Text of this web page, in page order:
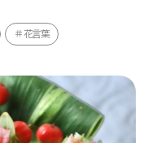
花言葉